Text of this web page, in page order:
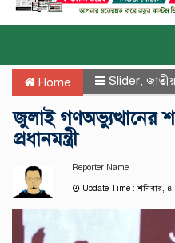
Home Slider,জাতীয়
জুলাই গণঅভ্যুত্থানের
প্রধানমন্ত্রী
Reporter Name
Update Time : শনিবার, ৪